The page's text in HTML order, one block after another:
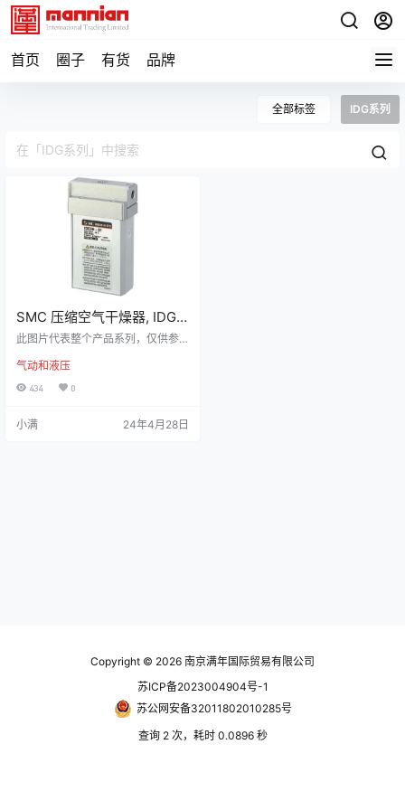
首页 圈子 有货 品牌
全部标签 IDG系列
SMC 压缩空气干燥器, IDG
系列, 膜片干燥器, 最大工作
+55°C,IDG5-F01
此图片代表整个产品系列，仅供参
商 SMC 详细资料 IDG 系列，薄膜
风干机 SMC 薄膜风干机系列 IDG
分离器与单一装置结合。 IDG/V 型
气动和液压
434 0
小满 24年4月28日
Copyright © 2026 南京满年国际贸易有限公司
苏ICP备2023004904号-1
苏公网安备32011802010285号
查询 2 次，耗时 0.0896 秒